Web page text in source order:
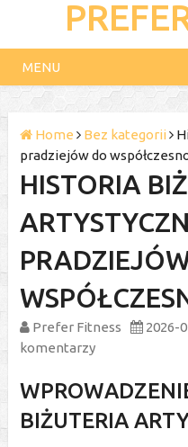
MENU
Home Bez kategorii
pradziejów do
HISTORIA
Prefer Fitness 2026-
komentarzy
BIŻUTERIA